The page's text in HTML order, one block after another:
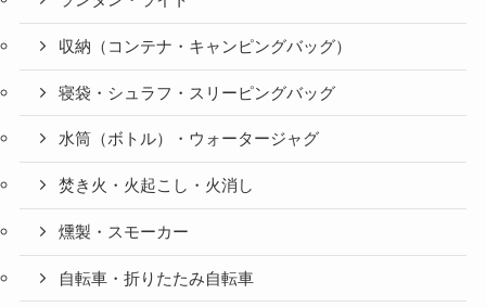
収納（コンテナ・キャンピングバッグ）
寝袋・シュラフ・スリーピングバッグ
水筒（ボトル）・ウォータージャグ
焚き火・火起こし・火消し
燻製・スモーカー
自転車・折りたたみ自転車